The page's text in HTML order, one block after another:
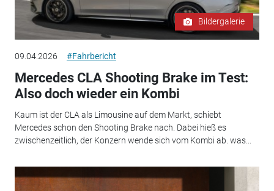
Bildergalerie
09.04.2026 #Fahrbericht
Mercedes CLA Shooting Brake im Test:
Also doch wieder ein Kombi
Kaum ist der CLA als Limousine auf dem Markt, schiebt
Mercedes schon den Shooting Brake nach. Dabei hieß es
zwischenzeitlich, der Konzern wende sich vom Kombi ab. was...